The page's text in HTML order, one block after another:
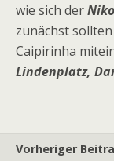
wie sich der
zunächst
Caipirinha
Lindenplatz,
Vorheriger